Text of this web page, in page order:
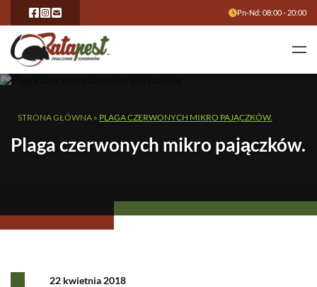
Pn-Nd: 08:00 - 20:00
STRONA GŁÓWNA » PLAGA CZERWONYCH MIKRO PAJĄCZKÓW.
Plaga czerwonych mikro pajączków.
22 kwietnia 2018